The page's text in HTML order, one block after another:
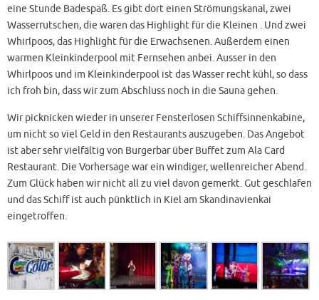
eine Stunde Badespaß. Es gibt dort einen Strömungskanal, zwei
Wasserrutschen, die waren das Highlight für die Kleinen . Und zwei
Whirlpoos, das Highlight für die Erwachsenen. Außerdem einen
warmen Kleinkinderpool mit Fernsehen anbei. Ausser in den
Whirlpoos und im Kleinkinderpool ist das Wasser recht kühl, so dass
ich froh bin, dass wir zum Abschluss noch in die Sauna gehen.
Wir picknicken wieder in unserer Fensterlosen Schiffsinnenkabine,
um nicht so viel Geld in den Restaurants auszugeben. Das Angebot
ist aber sehr vielfältig von Burgerbar über Buffet zum Ala Card
Restaurant. Die Vorhersage war ein windiger, wellenreicher Abend.
Zum Glück haben wir nicht all zu viel davon gemerkt. Gut geschlafen
und das Schiff ist auch pünktlich in Kiel am Skandinavienkai
eingetroffen.